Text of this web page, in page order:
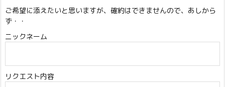
ご希望に添えたいと思いますが、確約はできませんので、あしから
ず・・
ニックネーム
リクエスト内容